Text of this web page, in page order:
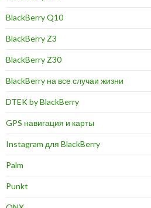
BlackBerry Q10
BlackBerry Z3
BlackBerry Z30
BlackBerry на все случаи жизни
DTEK by BlackBerry
GPS навигация и карты
Instagram для BlackBerry
Palm
Punkt